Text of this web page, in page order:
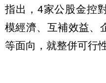
指出，4家公股金控
模經濟、互補效益、
等面向，就整併可行